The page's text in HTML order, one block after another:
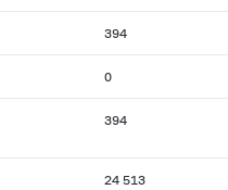
394
0
394
24 513